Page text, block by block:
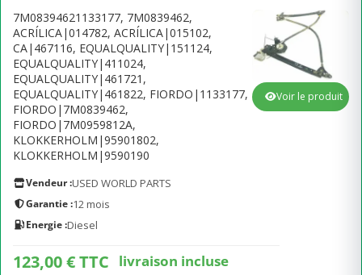
7M08394621133177, 7M0839462,
ACRÍLICA|014782, ACRÍLICA|015102,
CA|467116, EQUALQUALITY|151124,
EQUALQUALITY|411024,
EQUALQUALITY|461721,
EQUALQUALITY|461822, FIORDO|1133177,
FIORDO|7M0839462,
FIORDO|7M0959812A,
KLOKKERHOLM|95901802,
KLOKKERHOLM|9590190
Vendeur :USED WORLD PARTS
Garantie :12 mois
Energie :Diesel
123,00 € TTC livraison incluse
Voir le produit